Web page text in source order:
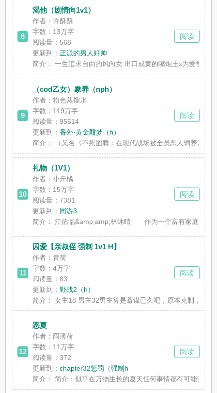
8
渴他（剧情向1v1）
作者：许酥酥
字数： 13万字
阅读量：568
更新到：正派的男人好帅
简介：
一生追求自由的风向女.出口成黄的嘴炮王x为爱学骚
阅读
9
（cod乙女）豢养（nph）
作者：粉色蒸馏水
字数： 119万字
阅读量：95614
更新到：番外·黄金酣梦（h）
简介：
（又名《不死图腾：在现代战场被全员恶人饲养》
阅读
10
礼物（1V1）
作者：小开橘
字数： 15万字
阅读量：7381
更新到： 同游3
简介：
江佑临&amp;amp;林沐晴 作为一个富有家庭小女
阅读
11
囚爱【亲叔侄 强制 1v1 H】
作者：青荷
字数：4万字
阅读量：83
更新到： 野战2（h）
简介：
女主18 男主32男主算是蓄谋已久吧，原本克制，但
阅读
12
恶夏
作者：雨薄荷
字数： 11万字
阅读量：372
更新到：chapter32惩罚（强制h
简介：
简介：似乎在万物生长的夏天任何事情都有可能实现
阅读